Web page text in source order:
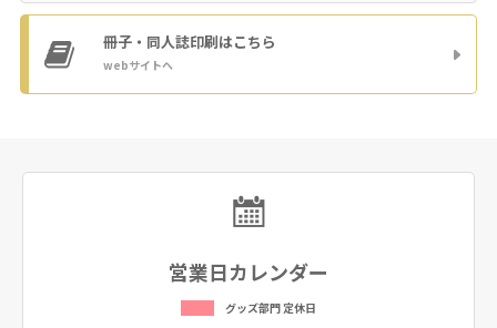
冊子・同人誌印刷はこちら
webサイトへ
営業日カレンダー
グッズ部門 定休日